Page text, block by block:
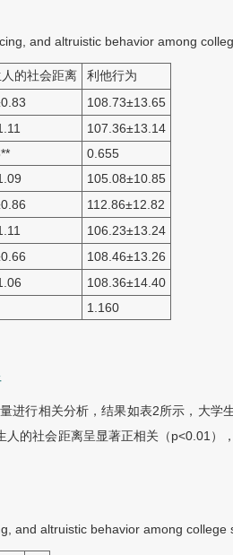
and altruistic behavior among
的社会距离 利他行为
0.83 108.73±13.65
107.36±13.14
0.655
105.08±10.85
0.86 112.86±12.82
106.23±13.24
0.66 108.46±13.26
108.36±14.40
1.160
进行相关分析，结果如表2所示，大学
的社会距离呈显著正相关（p<0.01）
and altruistic behavior among college